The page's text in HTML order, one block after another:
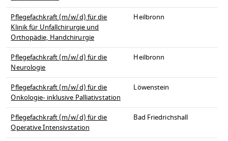
Pflegefachkraft (m/w/d) für die
Klinik für Unfallchirurgie und
Orthopädie, Handchirurgie
Heilbronn
Pflegefachkraft (m/w/d) für die
Neurologie
Heilbronn
Pflegefachkraft (m/w/d) für die
Onkologie- inklusive Palliativstation
Löwenstein
Pflegefachkraft (m/w/d) für die
Operative Intensivstation
Bad Friedrichshall